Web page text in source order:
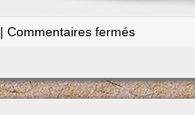
|Commentaires ferméssur